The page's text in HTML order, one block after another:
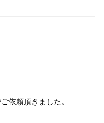
依頼頂きました。